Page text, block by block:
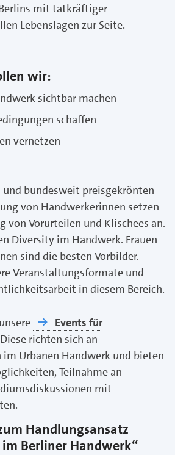
mit tatkräftiger
Lebenslagen zur Seite.
wir:
sichtbar machen
schaffen
vernetzen
und bundesweit preisgekrönten
von Handwerkerinnen setzen
von Vorurteilen und Klischees an.
Diversity im Handwerk. Frauen
sind die besten Vorbilder.
Veranstaltungsformate und
in diesem Bereich.
Events für
richten sich an
Urbanen Handwerk und bieten
Teilnahme an
mit
Handlungsansatz
im Berliner Handwerk“